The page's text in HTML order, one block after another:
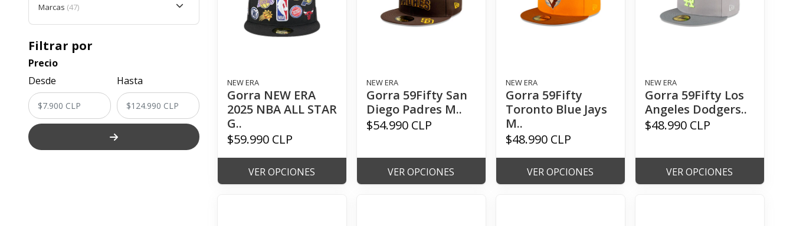
Marcas 47
Filtrar por
Precio
Desde
Hasta NEW ERA
Gorra NEW ERA
2025 NBA ALL STAR
G..
$59.990 CLP
VER OPCIONES
NEW ERA
Gorra 59Fifty San
Diego Padres M..
$54.990 CLP
VER OPCIONES
NEW ERA
Gorra 59Fifty
Toronto Blue Jays
M..
$48.990 CLP
VER OPCIONES
NEW ERA
Gorra 59Fifty Los
Angeles Dodgers..
$48.990 CLP
VER OPCIONES